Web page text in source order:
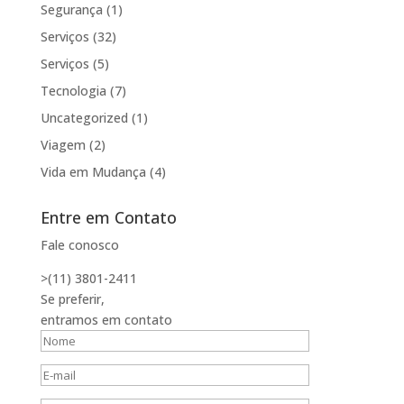
Segurança (1)
Serviços (32)
Serviços (5)
Tecnologia (7)
Uncategorized (1)
Viagem (2)
Vida em Mudança (4)
Entre em Contato
Fale conosco
>(11) 3801-2411
Se preferir,
entramos em contato